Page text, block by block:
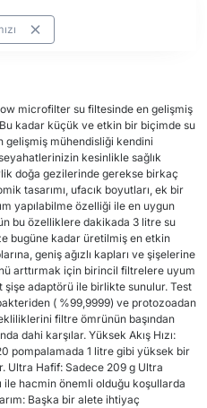
microfilter su filtesinde en gelişmiş
kadar küçük ve etkin bir biçimde su
gelişmiş mühendisliği kendini
kesinlikle sağlık
doğa gezilerinde gerekse birkaç
tasarımı, ufacık boyutları, ek bir
yapılabilme özelliği ile en uygun
bu özelliklere dakikada 3 litre su
bugüne kadar üretilmiş en etkin
geniş ağızlı kapları ve şişelerine
arttırmak için birincil filtrelere uyum
adaptörü ile birlikte sunulur. Test
( %99,9999) ve protozoadan
filtre ömrünün başından
dahi karşılar. Yüksek Akış Hızı:
pompalamada 1 litre gibi yüksek bir
Ultra Hafif: Sadece 209 g Ultra
ile hacmin önemli olduğu koşullarda
Başka bir alete ihtiyaç